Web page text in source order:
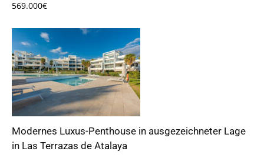
569.000€
Modernes Luxus-Penthouse in ausgezeichneter Lage
in Las Terrazas de Atalaya